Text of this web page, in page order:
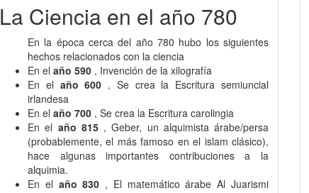
La Ciencia en el año 780
En la época cerca del año 780 hubo los siguientes
hechos relacionados con la ciencia
En el año 590 , Invención de la xilografía
En el año 600 , Se crea la Escritura semiuncial
irlandesa
En el año 700 , Se crea la Escritura carolingia
En el año 815 , Geber, un alquimista árabe/persa
(probablemente, el más famoso en el islam clásico),
hace algunas importantes contribuciones a la
alquimia.
En el año 830 , El matemático árabe Al Juarismi